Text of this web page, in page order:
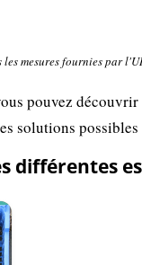
mesures fournies par
pouvez
solutions
différentes